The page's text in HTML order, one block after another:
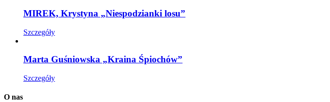
MIREK, Krystyna „Niespodzianki losu”
Szczegóły
Marta Guśniowska „Kraina Śpiochów”
Szczegóły
O nas